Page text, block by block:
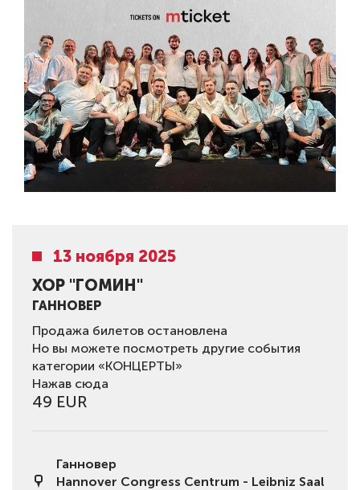
13 ноября 2025
ХОР "ГОМИН"
ГАННОВЕР
Продажа билетов остановлена
Но вы можете посмотреть другие события
категории «КОНЦЕРТЫ»
Нажав сюда
49 EUR
Ганновер
Hannover Congress Centrum - Leibniz Saal